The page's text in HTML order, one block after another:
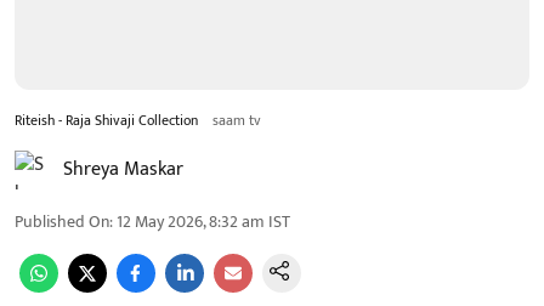
Riteish - Raja Shivaji Collection saam tv
Shreya Maskar
Published On:12 May 2026, 8:32 am IST